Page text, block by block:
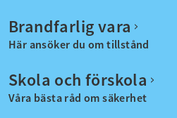
Brandfarlig vara
Här ansöker du om tillstånd
Skola och förskola
Våra bästa råd om säkerhet